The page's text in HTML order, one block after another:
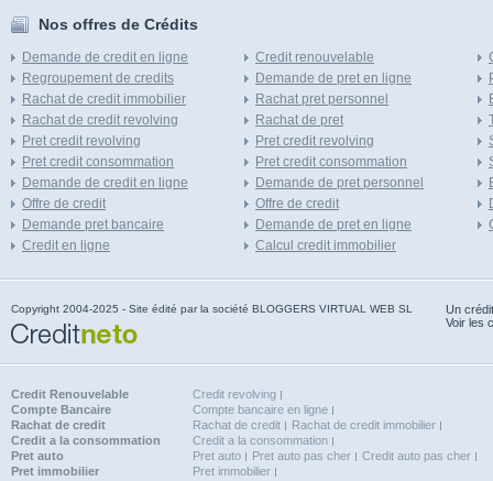
Nos offres de Crédits
Demande de credit en ligne
Regroupement de credits
Rachat de credit immobilier
Rachat de credit revolving
Pret credit revolving
Pret credit consommation
Demande de credit en ligne
Offre de credit
Demande pret bancaire
Credit en ligne
Credit renouvelable
Demande de pret en ligne
Rachat pret personnel
Rachat de pret
Pret credit revolving
Pret credit consommation
Demande de pret personnel
Offre de credit
Demande de pret en ligne
Calcul credit immobilier
Copyright 2004-2025 - Site édité par la société BLOGGERS VIRTUAL WEB SL
Un
Voir les
Credit Renouvelable
Credit revolving
Compte Bancaire
Compte bancaire en ligne
Rachat de credit
Rachat de credit
Rachat de credit immobilier
Credit a la consommation
Credit a la consommation
Pret auto
Pret auto Pret auto pas cher
Credit auto pas cher
Pret immobilier
Pret immobilier